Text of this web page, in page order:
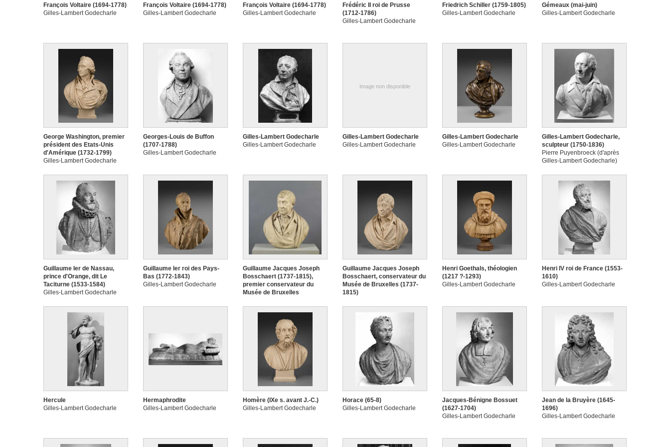
François Voltaire (1694-1778)
Gilles-Lambert Godecharle
François Voltaire (1694-1778)
Gilles-Lambert Godecharle
François Voltaire (1694-1778)
Gilles-Lambert Godecharle
Frédéric II roi de Prusse
(1712-1786)
Gilles-Lambert Godecharle
Friedrich Schiller (1759-1805)
Gilles-Lambert Godecharle
Gémeaux (mai-juin)
Gilles-Lambert Godecharle
George Washington, premier
président des Etats-Unis
d'Amérique (1732-1799)
Gilles-Lambert Godecharle
Georges-Louis de Buffon
(1707-1788)
Gilles-Lambert Godecharle
Gilles-Lambert Godecharle
Gilles-Lambert Godecharle
Image non disponible
Gilles-Lambert Godecharle
Gilles-Lambert Godecharle
Gilles-Lambert Godecharle
Gilles-Lambert Godecharle
Gilles-Lambert Godecharle,
sculpteur (1750-1836)
Pierre Puyenbroeck (d'après
Gilles-Lambert Godecharle)
Guillaume Ier de Nassau,
prince d'Orange, dit Le
Taciturne (1533-1584)
Gilles-Lambert Godecharle
Guillaume Ier roi des Pays-
Bas (1772-1843)
Gilles-Lambert Godecharle
Guillaume Jacques Joseph
Bosschaert (1737-1815),
premier conservateur du
Musée de Bruxelles
Guillaume Jacques Joseph
Bosschaert, conservateur du
Musée de Bruxelles (1737-
1815)
Henri Goethals, théologien
(1217 ?-1293)
Gilles-Lambert Godecharle
Henri IV roi de France (1553-
1610)
Gilles-Lambert Godecharle
Hercule
Gilles-Lambert Godecharle
Hermaphrodite
Gilles-Lambert Godecharle
Homère (IXe s. avant J.-C.)
Gilles-Lambert Godecharle
Horace (65-8)
Gilles-Lambert Godecharle
Jacques-Bénigne Bossuet
(1627-1704)
Gilles-Lambert Godecharle
Jean de la Bruyère (1645-
1696)
Gilles-Lambert Godecharle